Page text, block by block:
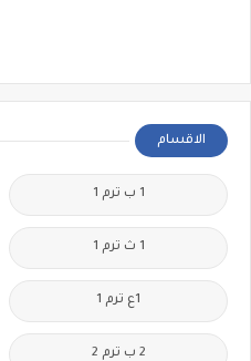
الاقسام
1 ب ترم 1
1 ث ترم 1
1ع ترم 1
2 ب ترم 2